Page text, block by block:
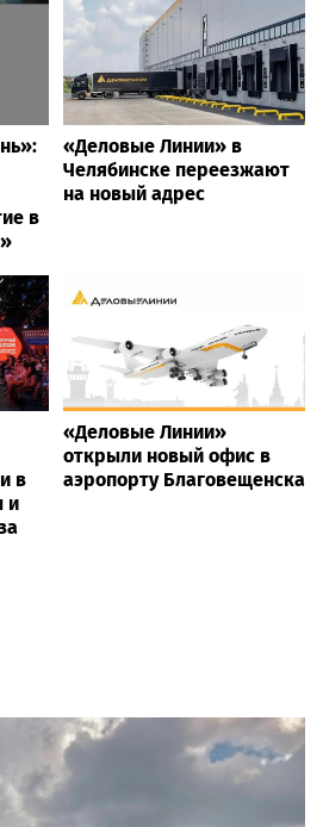
в
«Деловые Линии» в
Челябинске переезжают
на новый адрес
в
и
«Деловые Линии»
открыли новый офис в
аэропорту Благовещенска